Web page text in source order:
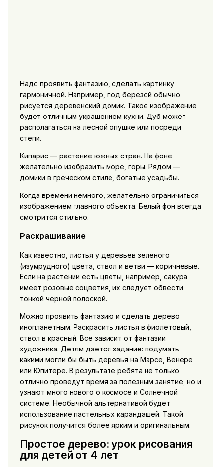
Надо проявить фантазию, сделать картинку
гармоничной. Например, под березой обычно
рисуется деревенский домик. Такое изображение
будет отличным украшением кухни. Дуб может
располагаться на лесной опушке или посреди
степи.
Кипарис — растение южных стран. На фоне
желательно изобразить море, горы. Рядом —
домики в греческом стиле, богатые усадьбы.
Когда времени немного, желательно ограничиться
изображением главного объекта. Белый фон всегда
смотрится стильно.
Раскрашивание
Как известно, листья у деревьев зеленого
(изумрудного) цвета, ствол и ветви — коричневые.
Если на растении есть цветы, например, сакура
имеет розовые соцветия, их следует обвести
тонкой черной полоской.
Можно проявить фантазию и сделать дерево
инопланетным. Раскрасить листья в фиолетовый,
ствол в красный. Все зависит от фантазии
художника. Детям дается задание: подумать
какими могли бы быть деревья на Марсе, Венере
или Юпитере. В результате ребята не только
отлично проведут время за полезным занятие, но и
узнают много нового о космосе и Солнечной
системе. Необычной альтернативой будет
использование пастельных карандашей. Такой
рисунок получится более ярким и оригинальным.
Простое дерево: урок рисования
для детей от 4 лет